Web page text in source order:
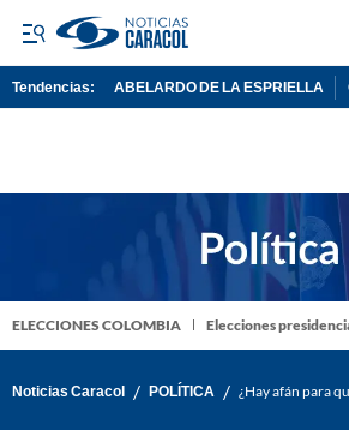
Tendencias: ABELARDO DE LA ESPRIELLA
ELECCIONES COLOMBIA Elecciones
Noticias Caracol / POLÍTICA / ¿Hay afán para